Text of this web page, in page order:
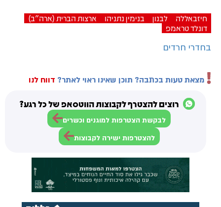
חיזבאללה לבנון בנימין נתניהו
ארצות הברית (ארה"ב)
דונלד טראמפ
בחדרי חרדים
מצאת טעות בכתבה? תוכן שאינו ראוי לאתר? דווח לנו
רוצים להצטרף לקבוצות הווטסאפ של כל רגע?
לבקשת הצטרפות למוגנים וכשרים
להצטרפות ישירה לקבוצות